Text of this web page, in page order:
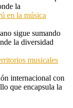
la
en la música
sigue sumando
la diversidad
musicales
internacional con
que encapsula la